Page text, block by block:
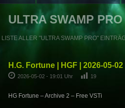
ULTRA SWAMP PRO
LISTE ALLER "ULTRA SWAMP PRO"
H.G. Fortune | HGF | 2026-05-
2026-05-02 - 19:01 Uhr 19
HG Fortune – Archive 2 – Free VSTi